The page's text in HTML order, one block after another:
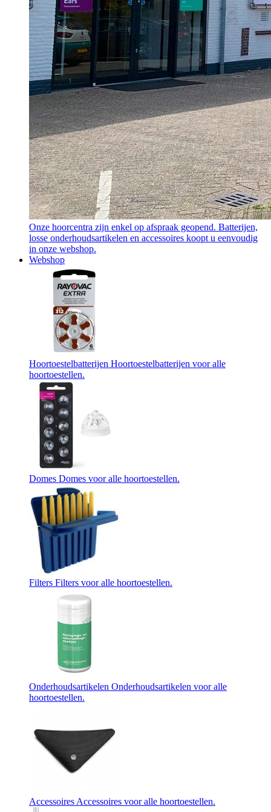
Onze hoorcentra zijn enkel op afspraak geopend. Batterijen,
losse onderhoudsartikelen en accessoires koopt u eenvoudig
in onze webshop.
Webshop
Hoortoestelbatterijen Hoortoestelbatterijen voor alle
hoortoestellen.
Domes Domes voor alle hoortoestellen.
Filters Filters voor alle hoortoestellen.
Onderhoudsartikelen Onderhoudsartikelen voor alle
hoortoestellen.
Accessoires Accessoires voor alle hoortoestellen.